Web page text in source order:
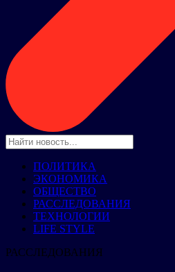
ПОЛИТИКА
ЭКОНОМИКА
ОБЩЕСТВО
РАССЛЕДОВАНИЯ
ТЕХНОЛОГИИ
LIFE STYLE
РАССЛЕДОВАНИЯ